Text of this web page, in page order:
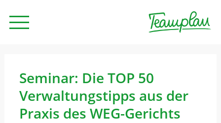
Beratung
Seminar: Die TOP 50
Verwaltungstipps aus der
Praxis des WEG-Gerichts